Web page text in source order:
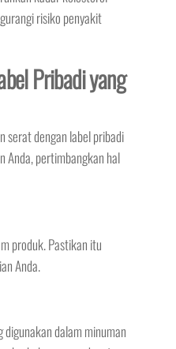
risiko penyakit
Pribadi yang
serat dengan label pribadi
Anda, pertimbangkan hal
produk. Pastikan itu
Anda.
dalam minuman